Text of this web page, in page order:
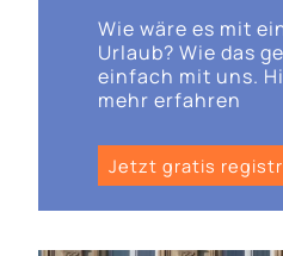
Wie wäre es mit
Urlaub? Wie das
einfach mit uns.
mehr erfahren
Jetzt gratis